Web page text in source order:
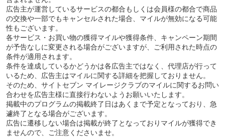
広告主が運営しているサービスの都合もしくは会員様の都合で商品
の交換や一部でもキャンセルされた場合、マイルが無効になる可能
性もございます。
各サービス・お買い物の獲得マイルや獲得条件、キャンペーン期間
が予告なしに変更される場合がございますが、ご利用された時点の
条件が適用されます。
条件を達成しているかどうかは各広告主ではなく、代理店が行って
いるため、広告主はマイルに関する詳細を把握しておりません。
そのため、サイトセブン マイレージクラブのマイルに関するお問い
合わせを広告主様に直接行わないようお願いいたします。
掲載中のプログラムの掲載終了日はあくまで予定となっており、急
遽終了となる場合がございます。
広告に遷移しない場合は掲載が終了となっておりマイルが獲得でき
ませんので、ご注意くださいませ。